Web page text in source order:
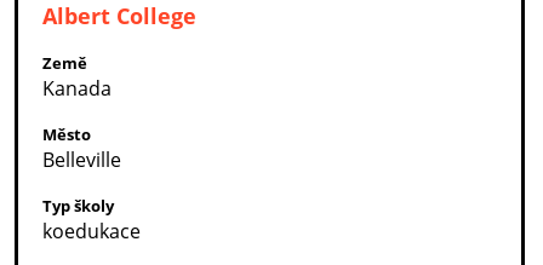
Albert College
Země
Kanada
Město
Belleville
Typ školy
koedukace